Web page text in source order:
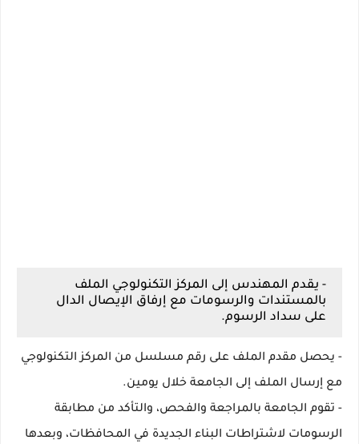
- يقدم المهندس إلى المركز التكنولوجي الملف
بالمستندات والرسومات مع إرفاق الإيصال الدال
على سداد الرسوم.
- يحصل مقدم الملف على رقم مسلسل من المركز التكنولوجي
مع إرسال الملف إلى الجامعة خلال يومين.
- تقوم الجامعة بالمراجعة والفحص، والتأكد من مطابقة
الرسومات لاشتراطات البناء الجديدة في المحافظات، وبعدها